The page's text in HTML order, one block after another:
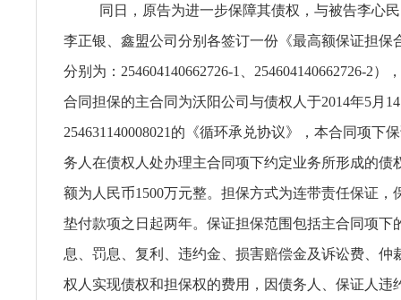
同日，原告为进一步保障其债权，与被告李心
李正银、鑫盟公司分别各签订一份《最高额保证担保
分别为：254604140662726-1、254604140662726-2）
合同担保的主合同为沃阳公司与债权人于2014年5月
254631140008021的《循环承兑协议》，本合同项下
务人在债权人处办理主合同项下约定业务所形成的债
额为人民币1500万元整。担保方式为连带责任保证，
垫付款项之日起两年。保证担保范围包括主合同项下
息、罚息、复利、违约金、损害赔偿金及诉讼费、仲
权人实现债权和担保权的费用，因债务人、保证人违